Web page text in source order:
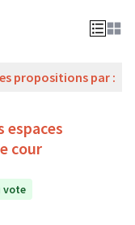
propositions par :
espaces
cour
vote